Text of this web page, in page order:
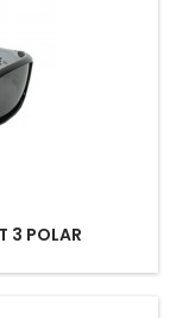
3 POLAR